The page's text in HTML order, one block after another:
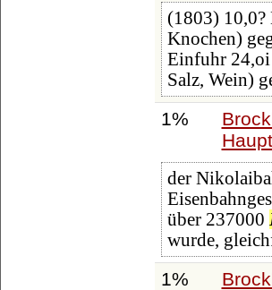
(1803)
Knochen)
Einfuhr
Salz, Wein)
1%
der
über 237000
wurde,
1%